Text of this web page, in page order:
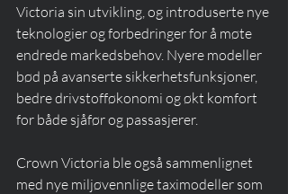
Victoria sin utvikling, og introduserte nye
teknologier og forbedringer for å møte
endrede markedsbehov. Nyere modeller
bød på avanserte sikkerhetsfunksjoner,
bedre drivstofføkonomi og økt komfort
for både sjåfør og passasjerer.
Crown Victoria ble også sammenlignet
med nye miljøvennlige taximodeller som